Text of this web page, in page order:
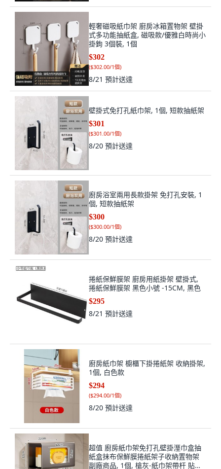
輕奢磁吸紙巾架 廚房冰箱置物架 壁掛
式多功能抽紙盒, 磁吸款/優雅白時尚小
掛鉤 3個裝, 1個
$302
($302.00/1個)
8/21 預計送達
壁掛式免打孔紙巾架, 1個, 短款抽紙架
$301
($301.00/1個)
8/20 預計送達
廚房浴室兩用長款掛架 免打孔安裝, 1
個, 短款抽紙架
$300
($300.00/1個)
8/20 預計送達
捲紙保鮮膜架 廚房用紙掛架 壁掛式,
捲紙保鮮膜架 黑色小號 -15CM, 黑色
$295
8/21 預計送達
廚房紙巾架 櫥櫃下掛捲紙架 收納掛架,
1個, 白色款
$294
($294.00/1個)
8/20 預計送達
超值 廚房紙巾架免打孔壁掛溼巾盒抽
紙盒抹布保鮮膜捲紙架子收納置物架
副廠商品, 1個, 槍灰-紙巾架帶杆 貼片